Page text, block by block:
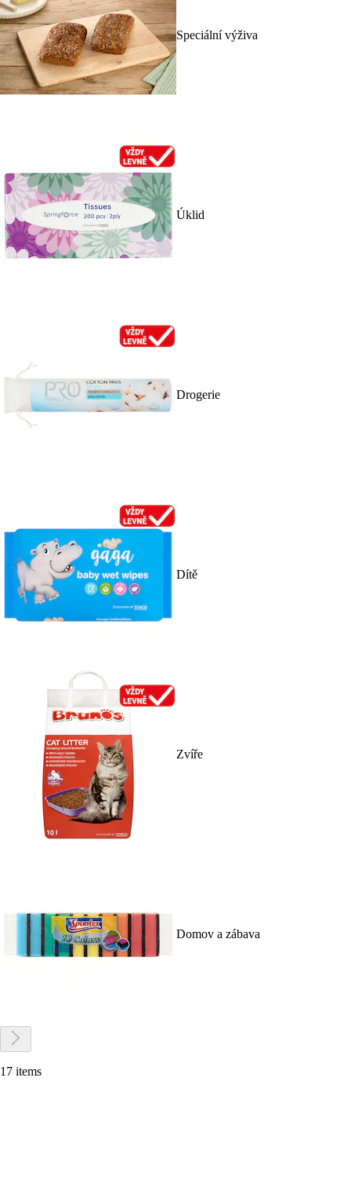
Speciální výživa
Úklid
Drogerie
Dítě
Zvíře
Domov a zábava
17 items